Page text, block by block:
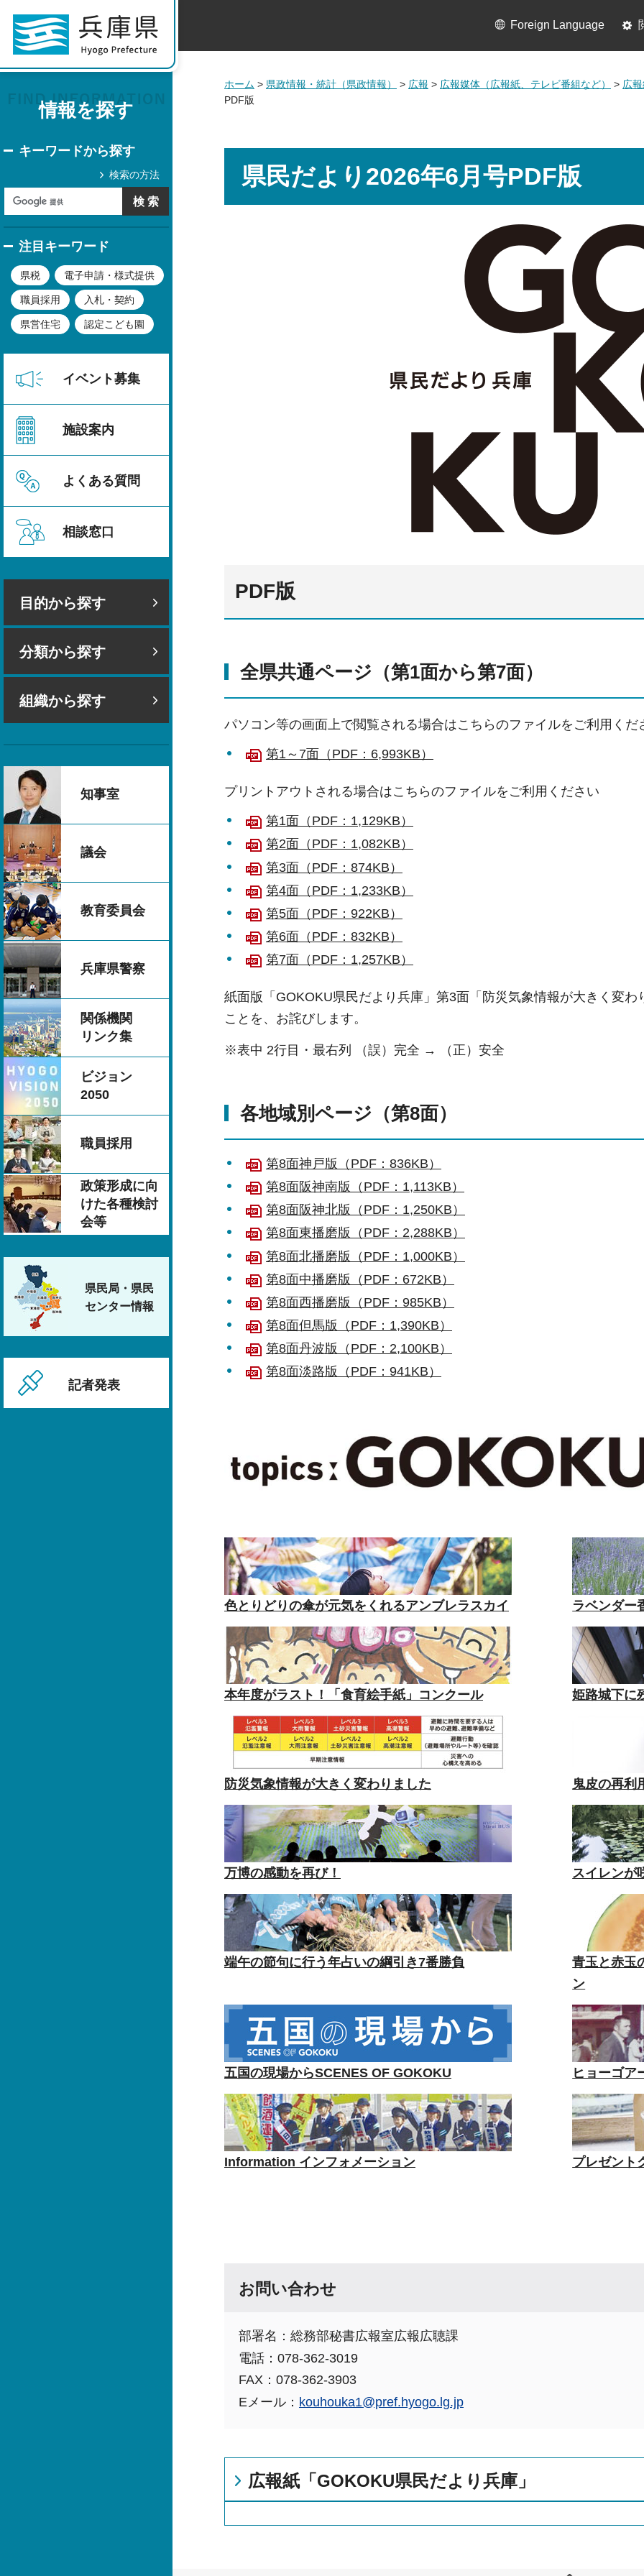
情報を探す
キーワードから探す
検索の方法
注目キーワード
県税 電子申請・様式提供
職員採用 入札・契約
県営住宅 認定こども園
イベント募集
施設案内
よくある質問
相談窓口
目的から探す
分類から探す
組織から探す
知事室
議会
教育委員会
兵庫県警察
関係機関
リンク集
ビジョン
2050
職員採用
政策形成に向
けた各種検討
会等
県民局・県民
センター情報
記者発表
Foreign Language
ホーム > 県政情報・統計（県政情報） > 広報 > 広報媒体（広報紙、テレビ番組など） > 広
PDF版
県民だより2026年6月号PDF版
PDF版
全県共通ページ（第1面から第7面）
パソコン等の画面上で閲覧される場合はこちらのファイルをご利用くだ
第1～7面（PDF：6,993KB）
プリントアウトされる場合はこちらのファイルをご利用ください
第1面（PDF：1,129KB）
第2面（PDF：1,082KB）
第3面（PDF：874KB）
第4面（PDF：1,233KB）
第5面（PDF：922KB）
第6面（PDF：832KB）
第7面（PDF：1,257KB）
紙面版「GOKOKU県民だより兵庫」第3面「防災気象情報が大きく変
ことを、お詫びします。
※表中 2行目・最右列 （誤）完全 → （正）安全
各地域別ページ（第8面）
第8面神戸版（PDF：836KB）
第8面阪神南版（PDF：1,113KB）
第8面阪神北版（PDF：1,250KB）
第8面東播磨版（PDF：2,288KB）
第8面北播磨版（PDF：1,000KB）
第8面中播磨版（PDF：672KB）
第8面西播磨版（PDF：985KB）
第8面但馬版（PDF：1,390KB）
第8面丹波版（PDF：2,100KB）
第8面淡路版（PDF：941KB）
色とりどりの傘が元気をくれるアンブレラスカイ ラベンダー
本年度がラスト！「食育絵手紙」コンクール 姫路城下に
防災気象情報が大きく変わりました 鬼皮の再利
万博の感動を再び！ スイレンが
端午の節句に行う年占いの綱引き7番勝負
青玉と赤玉
ン
五国の現場からSCENES OF GOKOKU ヒョーゴア
Information インフォメーション プレゼント
お問い合わせ
部署名：総務部秘書広報室広報広聴課
電話：078-362-3019
FAX：078-362-3903
Eメール： kouhouka1@pref.hyogo.lg.jp
広報紙「GOKOKU県民だより兵庫」